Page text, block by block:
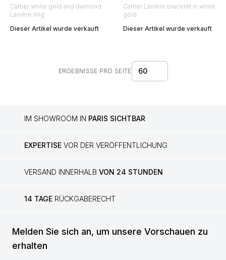
Cartier white gold and diamond
Lanière ring
Dieser Artikel wurde verkauft
Cartier Lanière bracelet in white
gold
Dieser Artikel wurde verkauft
ERGEBNISSE PRO SEITE 60
IM SHOWROOM IN PARIS SICHTBAR
EXPERTISE VOR DER VERÖFFENTLICHUNG
VERSAND INNERHALB VON 24 STUNDEN
14 TAGE RÜCKGABERECHT
Melden Sie sich an, um unsere Vorschauen zu
erhalten